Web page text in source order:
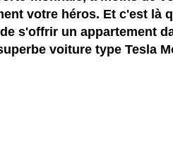
votre héros. Et c'est là
s'offrir un appartement
voiture type Tesla